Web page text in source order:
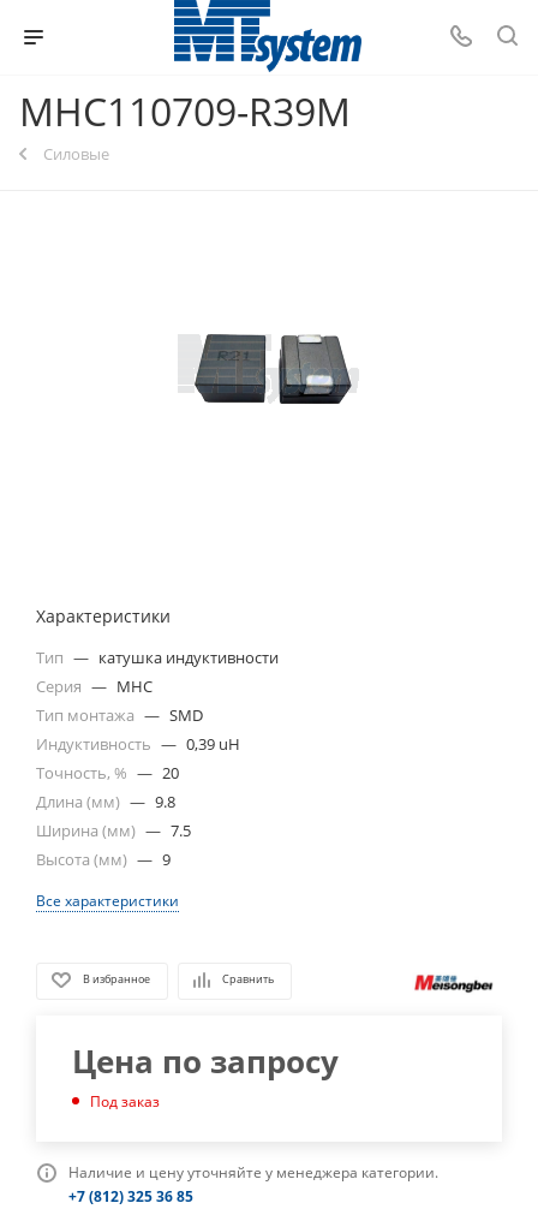
MHC110709-R39M
Силовые
Характеристики
Тип — катушка индуктивности
Серия — MHC
Тип монтажа — SMD
Индуктивность — 0,39 uH
Точность, % — 20
Длина (мм) — 9.8
Ширина (мм) — 7.5
Высота (мм) — 9
Все характеристики
В избранное Сравнить
Цена по запросу
Под заказ
Наличие и цену уточняйте у менеджера категории.
+7 (812) 325 36 85